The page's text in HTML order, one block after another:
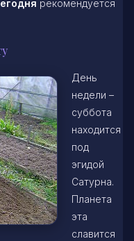
рекомендуется
День
недели –
суббота
находится
под
эгидой
Сатурна.
Планета
эта
славится